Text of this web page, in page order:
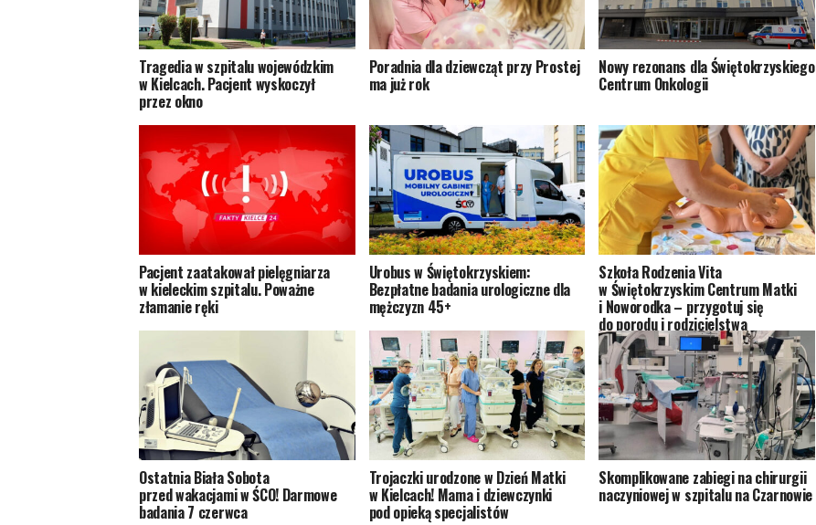
Tragedia w szpitalu wojewódzkim
w Kielcach. Pacjent wyskoczył
przez okno
Poradnia dla dziewcząt przy Prostej
ma już rok
Nowy rezonans dla Świętokrzyskiego
Centrum Onkologii
Pacjent zaatakował pielęgniarza
w kieleckim szpitalu. Poważne
złamanie ręki
Urobus w Świętokrzyskiem:
Bezpłatne badania urologiczne dla
mężczyzn 45+
Szkoła Rodzenia Vita
w Świętokrzyskim Centrum Matki
i Noworodka – przygotuj się
do porodu i rodzicielstwa
Ostatnia Biała Sobota
przed wakacjami w ŚCO! Darmowe
badania 7 czerwca
Trojaczki urodzone w Dzień Matki
w Kielcach! Mama i dziewczynki
pod opieką specjalistów
Skomplikowane zabiegi na chirurgii
naczyniowej w szpitalu na Czarnowie